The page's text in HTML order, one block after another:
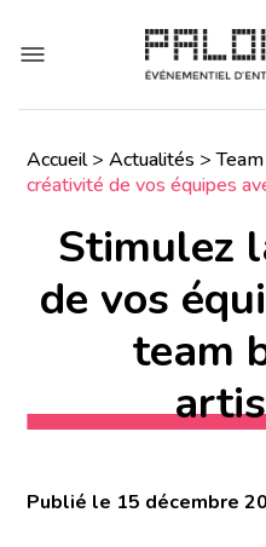
Accueil>Actualités >
créativité de vos équipes
Stimulez
de vos
team
Publié le 15 décembre